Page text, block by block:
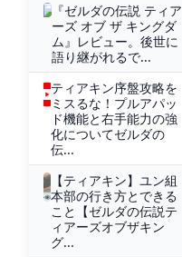
『ゼルダの伝説 ティア
ーズ オブ ザ キングダ
ム』レビュー。後世に
語り継がれるで...
ティアキン序盤攻略を
ミスるな！プルアパッ
ド機能と右手能力の強
化についてゼルダの
伝...
【ティアキン】ユン組
本部の行き方とできる
こと【ゼルダの伝説テ
ィアーズオブザキン
グ...